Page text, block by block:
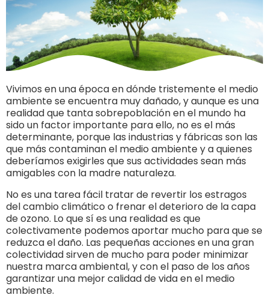
Vivimos en una época en dónde tristemente el medio
ambiente se encuentra muy dañado, y aunque es una
realidad que tanta sobrepoblación en el mundo ha
sido un factor importante para ello, no es el más
determinante, porque las industrias y fábricas son las
que más contaminan el medio ambiente y a quienes
deberíamos exigirles que sus actividades sean más
amigables con la madre naturaleza.
No es una tarea fácil tratar de revertir los estragos
del cambio climático o frenar el deterioro de la capa
de ozono. Lo que sí es una realidad es que
colectivamente podemos aportar mucho para que se
reduzca el daño. Las pequeñas acciones en una gran
colectividad sirven de mucho para poder minimizar
nuestra marca ambiental, y con el paso de los años
garantizar una mejor calidad de vida en el medio
ambiente.